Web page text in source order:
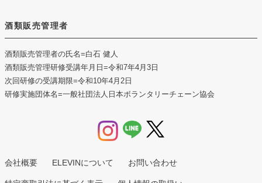
酒類販売管理者
酒類販売管理者の氏名=白石 健人
酒類販売管理研修受講年月日 =令和7年4月3日
次回研修の受講期限=令和10年4月2日
研修実施団体名=一般社団法人日本ボランタリーチェーン協会
会社概要 ELEVINについて お問い合わせ